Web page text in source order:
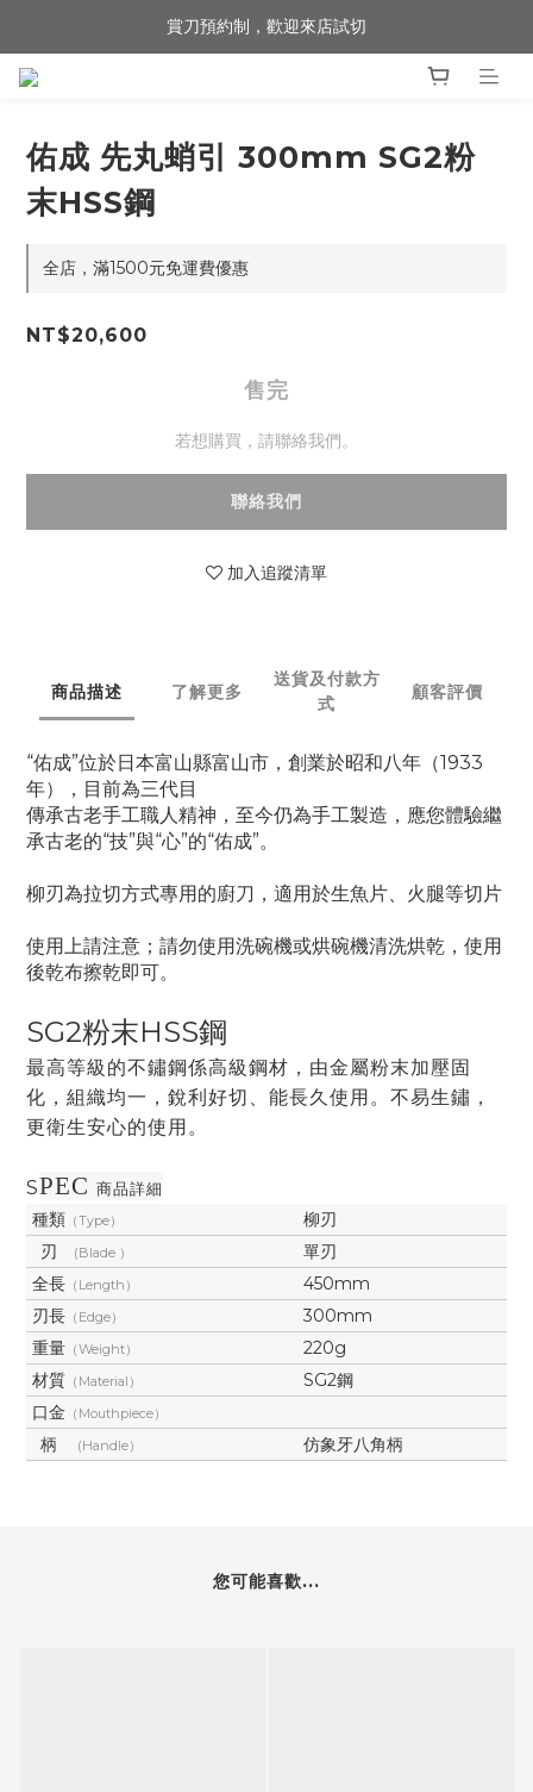
歡迎來到 包丁職人
賞刀預約制，歡迎來店試切
佑成 先丸蛸引 300mm SG2粉
末HSS鋼
全店，滿1500元免運費優惠
NT$20,600
售完
若想購買，請聯絡我們。
聯絡我們
加入追蹤清單
商品描述 了解更多
送貨及付款方
式
顧客評價
“佑成”位於日本富山縣富山市，創業於昭和八年（1933
年），目前為三代目
傳承古老手工職人精神，至今仍為手工製造，應您體驗繼
承古老的“技”與“心”的“佑成”。
柳刃為拉切方式專用的廚刀，適用於生魚片、火腿等切片
使用上請注意；請勿使用洗碗機或烘碗機清洗烘乾，使用
後乾布擦乾即可。
SG2粉末HSS鋼
最高等級的不鏽鋼係高級鋼材，由金屬粉末加壓固
化，組織均一，銳利好切、能長久使用。不易生鏽，
更衛生安心的使用。
SPEC 商品詳細
種類 （Type）
柳刃
刃
(Blade ）
單刃
全長 （Length）
450mm
刃長 （Edge）
300mm
重量 （Weight）
220g
材質 （Material）
SG2鋼
口金 （Mouthpiece）
柄 (Handle） 仿象牙八角柄
您可能喜歡...